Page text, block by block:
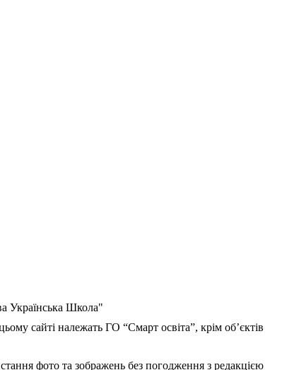
Українська Школа"
сайті належать ГО “Смарт освіта”, крім об’єктів
фото та зображень без погодження з редакцією